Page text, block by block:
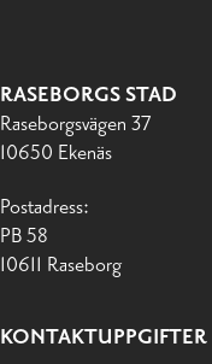
RASEBORGS STAD
Raseborgsvägen 37
10650 Ekenäs
Postadress:
PB 58
10611 Raseborg
KONTAKTUPPGIFTER